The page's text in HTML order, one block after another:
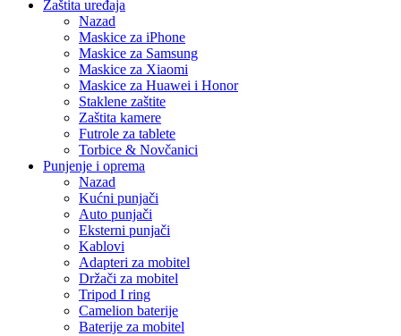
Zaštita uređaja
Nazad
Maskice za iPhone
Maskice za Samsung
Maskice za Xiaomi
Maskice za Huawei i Honor
Staklene zaštite
Zaštita kamere
Futrole za tablete
Torbice & Novčanici
Punjenje i oprema
Nazad
Kućni punjači
Auto punjači
Eksterni punjači
Kablovi
Adapteri za mobitel
Držači za mobitel
Tripod I ring
Camelion baterije
Baterije za mobitel